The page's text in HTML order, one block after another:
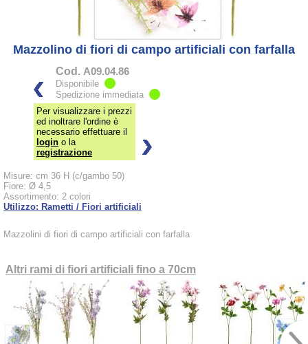
Mazzolino di fiori di campo artificiali con farfalla
Cod. A09.04.86
Disponibile
Spedizione immediata
Per visualizzare i prezzi
ed inoltrare l'ordine è
necessario effettuare il
login o la
registrazione
Misure: cm 36 H (c/gambo 50)
Fiore: Ø 4,5
Assortimento: 2 colori
Utilizzo: Rametti / Fiori artificiali
Mazzolini di fiori di campo artificiali con farfalla
Altri rami di fiori artificiali fino a 70cm